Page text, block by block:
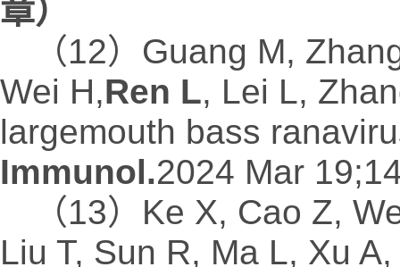
章）
（12）Guang M,
Wei H,Ren L, Lei L,
largemouth bass
Immunol.2024 Mar
（13）Ke X, Cao Z,
Liu T, Sun R, Ma L, Xu